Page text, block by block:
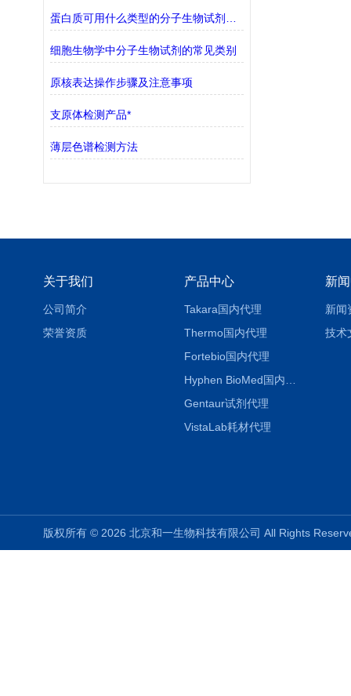
细胞生物学中分子生物试剂的常见类别
原核表达操作步骤及注意事项
支原体检测产品*
薄层色谱检测方法
关于我们
公司简介
荣誉资质
产品中心
Takara国内代理
Thermo国内代理
Fortebio国内代理
Gentaur试剂代理
VistaLab耗材代理
新
新闻
技术
版权所有 © 2026 北京和一生物科技有限公司 All Rights